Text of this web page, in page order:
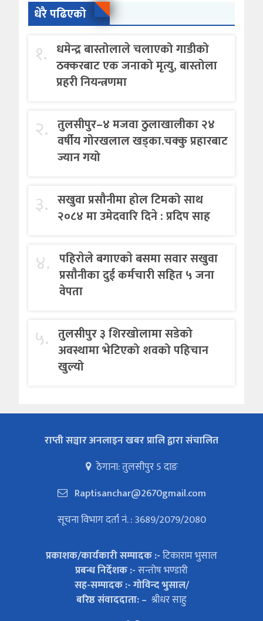
धेरै पढिएको
१. धमेन्द्र बास्तोलाले चलाएको गाडीको
ठक्करबाट एक जनाको मृत्यु, बास्तोला
प्रहरी नियन्त्रणमा
२. तुलसीपुर–४ मजवा ठुलाखालीका २४
वर्षीय गोरखलाल खड्का.चक्कु प्रहारबाट
ज्यान गयो
३. सखुवा प्रसौनीमा होल टिमको साथ
२०८४ मा उमेदवारि दिने : प्रदिप साह
४. पहिराेले बगाएकाे बसमा सवार सखुवा
प्रसाैनीका दुई कर्मचारी सहित ५ जना
वेपता
५. तुलसीपुर ३ शिरखोलामा सडेको
अवस्थामा भेटिएको शवको पहिचान
खुल्यो
राप्ती सञ्चार अनलाइन खबर प्रालि द्वारा संचालित
ठेगाना: तुलसीपुर 5 दाङ
Raptisanchar@2670gmail.com
सूचना विभाग दर्ता नं. : 3689/2079/2080
प्रकाशक/कार्यकारी सम्पादक :-टिकाराम भुसाल
प्रबन्ध निर्देशक :-सन्तोष भण्डारी
सह-सम्पादक :- गोविन्द भुसाल/
बरिष्ठ संवाददाता: – श्रीधर साहु